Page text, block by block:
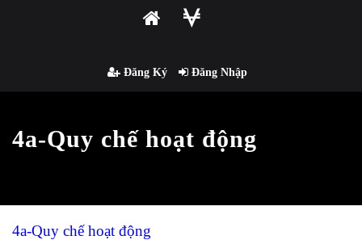
Đăng Ký Đăng Nhập
4a-Quy chế hoạt động
4a-Quy chế hoạt động